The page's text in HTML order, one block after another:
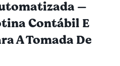
—
Contábil E
A Tomada De